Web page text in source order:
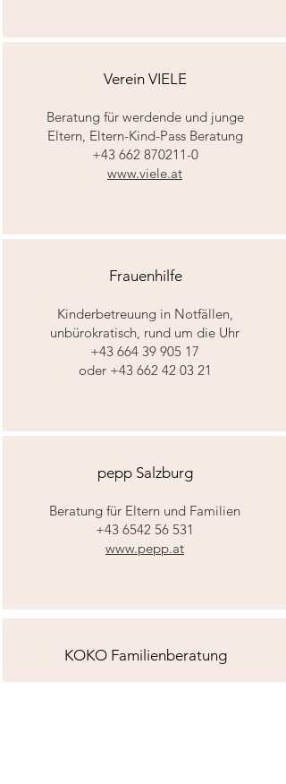
Verein VIELE
Beratung für werdende und junge
Eltern, Eltern-Kind-Pass Beratung
+43 662 870211-0
www.viele.at
Frauenhilfe
Kinderbetreuung in Notfällen,
unbürokratisch, rund um die Uhr
+43 664 39 905 17
oder +43 662 42 03 21
pepp Salzburg
Beratung für Eltern und Familien
+43 6542 56 531
www.pepp.at
KOKO Familienberatung